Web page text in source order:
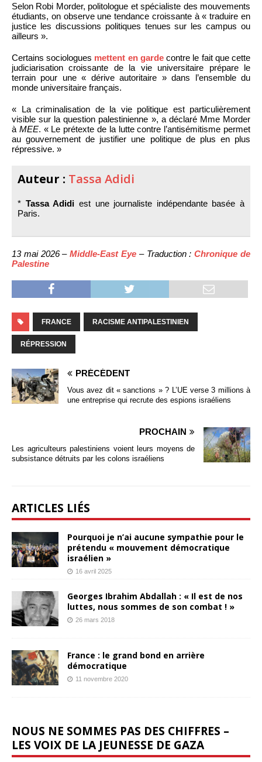
Selon Robi Morder, politologue et spécialiste des mouvements
étudiants, on observe une tendance croissante à « traduire en
justice les discussions politiques tenues sur les campus ou
ailleurs ».
Certains sociologues mettent en gardecontre le fait que cette
judiciarisation croissante de la vie universitaire prépare le
terrain pour une « dérive autoritaire » dans l’ensemble du
monde universitaire français.
« La criminalisation de la vie politique est particulièrement
visible sur la question palestinienne », a déclaré Mme Morder
à MEE. « Le prétexte de la lutte contre l’antisémitisme permet
au gouvernement de justifier une politique de plus en plus
répressive. »
Auteur : Tassa Adidi
* Tassa Adidi est une journaliste indépendante basée à
Paris.
13 mai 2026 –Middle-East Eye – Traduction :Chronique de
Palestine
FRANCE RACISME ANTIPALESTINIEN
RÉPRESSION
PRÉCÉDENT
Vous avez dit « sanctions » ? L’UE verse 3 millions à
une entreprise qui recrute des espions israéliens
PROCHAIN
Les agriculteurs palestiniens voient leurs moyens de
subsistance détruits par les colons israéliens
ARTICLES LIÉS
Pourquoi je n’ai aucune sympathie pour le
prétendu « mouvement démocratique
israélien »
16 avril 2025
Georges Ibrahim Abdallah : « Il est de nos
luttes, nous sommes de son combat ! »
26 mars 2018
France : le grand bond en arrière
démocratique
11 novembre 2020
NOUS NE SOMMES PAS DES CHIFFRES –
LES VOIX DE LA JEUNESSE DE GAZA